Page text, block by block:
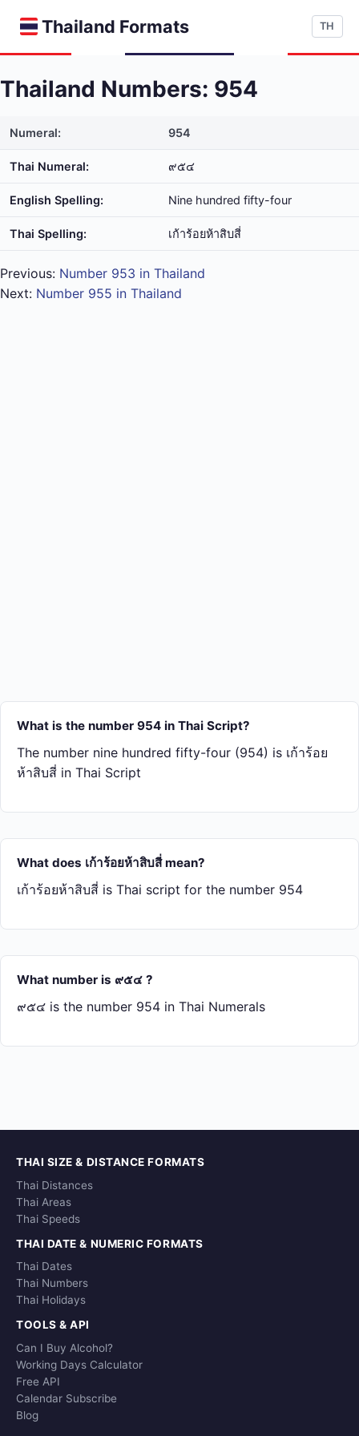
Thailand Formats TH
Thailand Numbers: 954
Numeral: 954
Thai Numeral: ๙๕๔
English Spelling: Nine hundred fifty-four
Thai Spelling: เก้า​ร้อย​ห้า​สิบ​สี่
Previous: Number 953 in Thailand
Next: Number 955 in Thailand
What is the number 954 in Thai Script?
The number nine hundred fifty-four (954) is เก้า​ร้อย​
ห้า​สิบ​สี่ in Thai Script
What does เก้า​ร้อย​ห้า​สิบ​สี่ mean?
เก้า​ร้อย​ห้า​สิบ​สี่ is Thai script for the number 954
What number is ๙๕๔ ?
๙๕๔ is the number 954 in Thai Numerals
THAI SIZE & DISTANCE FORMATS
Thai Distances
Thai Areas
Thai Speeds
THAI DATE & NUMERIC FORMATS
Thai Dates
Thai Numbers
Thai Holidays
TOOLS & API
Can I Buy Alcohol?
Working Days Calculator
Free API
Calendar Subscribe
Blog